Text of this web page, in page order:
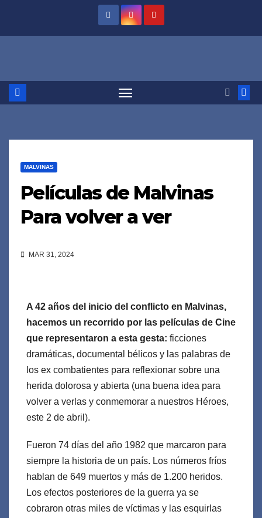
MALVINAS
Películas de Malvinas
Para volver a ver
MAR 31, 2024
A 42 años del inicio del conflicto en Malvinas,
hacemos un recorrido por las películas de Cine
que representaron a esta gesta: ficciones
dramáticas, documental bélicos y las palabras de
los ex combatientes para reflexionar sobre una
herida dolorosa y abierta (una buena idea para
volver a verlas y conmemorar a nuestros Héroes,
este 2 de abril).
Fueron 74 días del año 1982 que marcaron para
siempre la historia de un país. Los números fríos
hablan de 649 muertos y más de 1.200 heridos.
Los efectos posteriores de la guerra ya se
cobraron otras miles de víctimas y las esquirlas